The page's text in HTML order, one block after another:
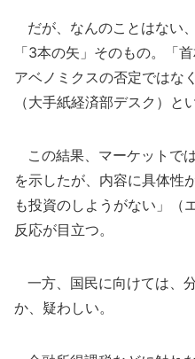
だが、なんのことはない
「3本の矢」そのもの。「
アベノミクスの否定ではな
（大手紙経済部デスク）と
この結果、マーケットで
を示したが、内容に具体性
も投資のしようがない」（
反応が目立つ。
一方、国民に向けては、
か、疑わしい。